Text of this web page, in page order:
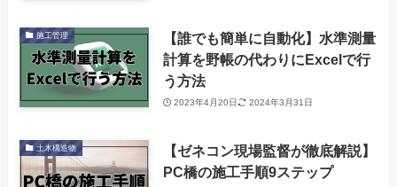
施工管理
【誰でも簡単に自動化】水準測量
計算を野帳の代わりにExcelで行
う方法
2023年4月20日 2024年3月31日
土木構造物
【ゼネコン現場監督が徹底解説】
PC橋の施工手順9ステップ